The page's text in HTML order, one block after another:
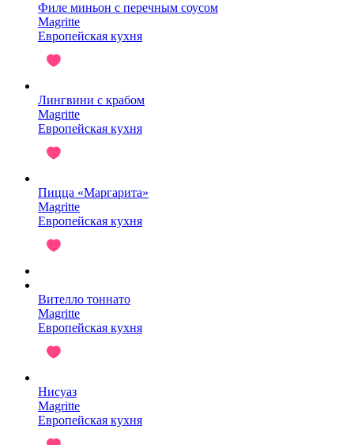
Филе миньон с перечным соусом
Magritte
Европейская кухня
Лингвини с крабом
Magritte
Европейская кухня
Пицца «Маргарита»
Magritte
Европейская кухня
Вителло тоннато
Magritte
Европейская кухня
Нисуаз
Magritte
Европейская кухня